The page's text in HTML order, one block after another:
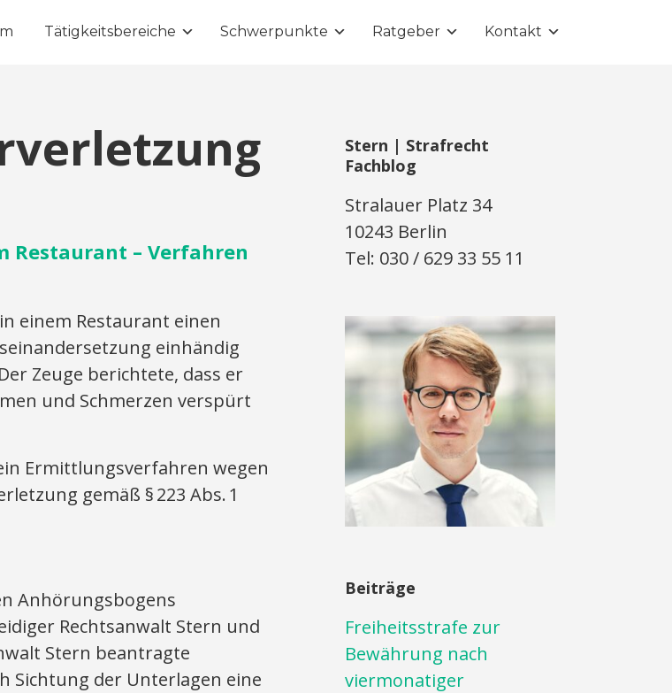
Tätigkeitsbereiche Schwerpunkte Ratgeber Kontakt
Restaurant – Verfahren
einem Restaurant einen
einhändig
Zeuge berichtete, dass er
und Schmerzen verspürt
Ermittlungsverfahren wegen
gemäß § 223 Abs. 1
Anhörungsbogens
Rechtsanwalt Stern und
Stern beantragte
Sichtung der Unterlagen eine
Stern | Strafrecht
Fachblog
Stralauer Platz 34
10243 Berlin
Tel: 030 / 629 33 55 11
Beiträge
Freiheitsstrafe zur
Bewährung nach
viermonatiger